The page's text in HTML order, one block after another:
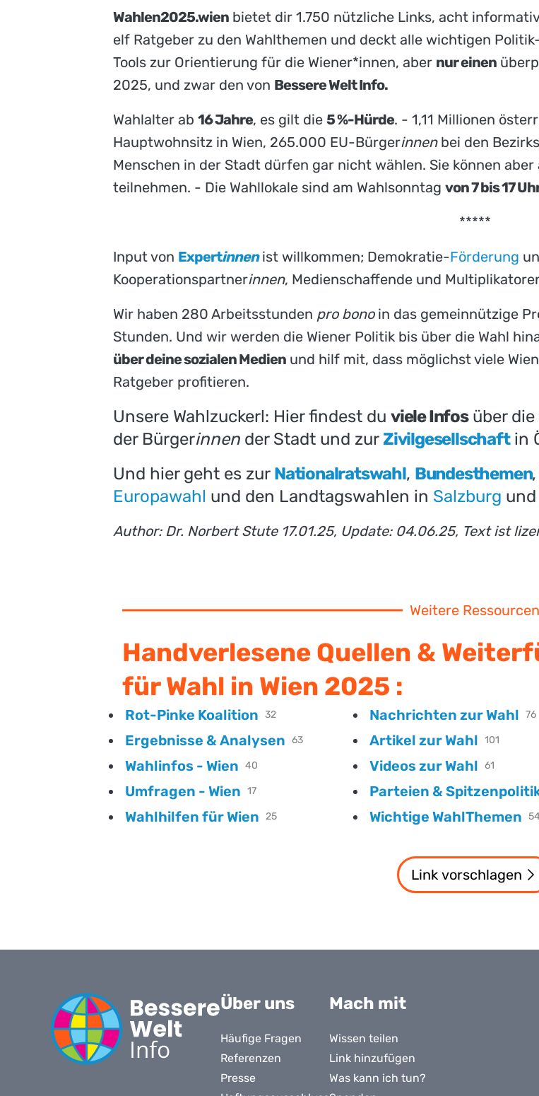
Wahlen2025.wien bietet dir 1.750 nützliche Links, acht
elf Ratgeber zu den Wahlthemen und deckt alle wichtigen
Tools zur Orientierung für die Wiener*innen, aber nur einen
2025, und zwar den von Bessere Welt Info.
Wahlalter ab 16 Jahre, es gilt die 5 %-Hürde. - 1,11 Millionen
Hauptwohnsitz in Wien, 265.000 EU-Bürgerinnenbei den
Menschen in der Stadt dürfen gar nicht wählen. Sie können aber
teilnehmen. - Die Wahllokale sind am Wahlsonntag von 7 bis 17
*****
Input von Expertinnenist willkommen; Demokratie-Förderung
Kooperationspartnerinnen, Medienschaffende und
Wir haben 280 Arbeitsstunden pro bonoin das gemeinnützige
Stunden. Und wir werden die Wiener Politik bis über die Wahl
über deine sozialen Medien und hilf mit, dass möglichst viele
Ratgeber profitieren.
Unsere Wahlzuckerl: Hier findest du viele Infosüber die
der Bürgerinnen der Stadt und zur Zivilgesellschaftin
Und hier geht es zur Nationalratswahl, Bundesthemen,
Europawahl und den Landtagswahlen in Salzburg und
Author: Dr. Norbert Stute 17.01.25, Update: 04.06.25, Text ist
Weitere Ressourcen
Handverlesene Quellen &
für Wahl in Wien 2025 :
Rot-Pinke Koalition 32
Ergebnisse & Analysen 63
Wahlinfos - Wien 40
Umfragen - Wien 17
Wahlhilfen für Wien 25
Nachrichten zur Wahl 76
Artikel zur Wahl 101
Videos zur Wahl 61
Parteien &
Wichtige WahlThemen
Link vorschlagen
Über uns
Häufige Fragen
Referenzen
Presse
Mach mit
Wissen teilen
Link hinzufügen
Was kann ich tun?